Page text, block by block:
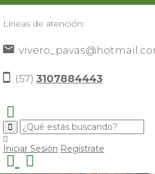
Líneas de atención:
(57) 3107884443
Iniciar Sesión Regístrate
Pachira